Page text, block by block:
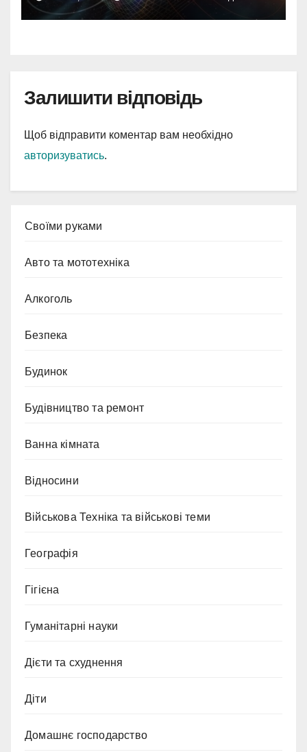
Залишити відповідь
Щоб відправити коментар вам необхідно
авторизуватись.
Cвоїми руками
Авто та мототехніка
Алкоголь
Безпека
Будинок
Будівництво та ремонт
Ванна кімната
Відносини
Військова Техніка та військові теми
Географія
Гігієна
Гуманітарні науки
Дієти та схуднення
Діти
Домашнє господарство